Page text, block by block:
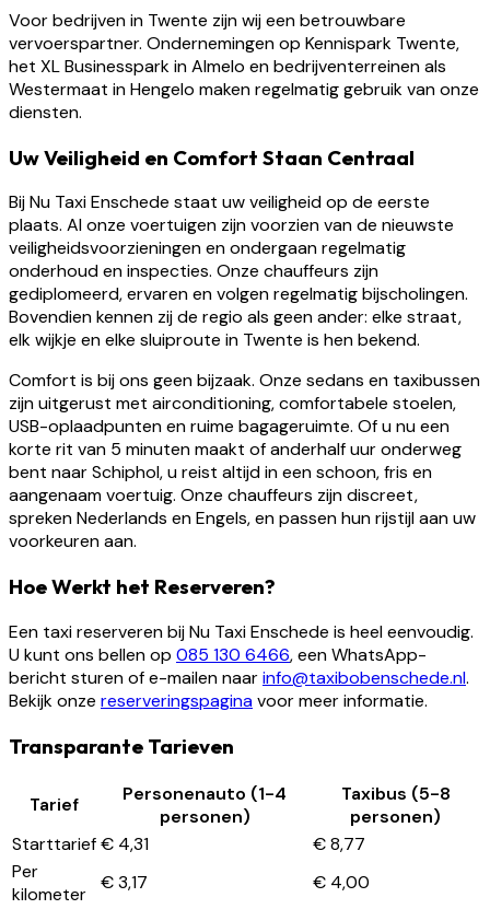
Voor bedrijven in Twente zijn wij een betrouwbare
vervoerspartner. Ondernemingen op Kennispark Twente,
het XL Businesspark in Almelo en bedrijventerreinen als
Westermaat in Hengelo maken regelmatig gebruik van onze
diensten.
Uw Veiligheid en Comfort Staan Centraal
Bij Nu Taxi Enschede staat uw veiligheid op de eerste
plaats. Al onze voertuigen zijn voorzien van de nieuwste
veiligheidsvoorzieningen en ondergaan regelmatig
onderhoud en inspecties. Onze chauffeurs zijn
gediplomeerd, ervaren en volgen regelmatig bijscholingen.
Bovendien kennen zij de regio als geen ander: elke straat,
elk wijkje en elke sluiproute in Twente is hen bekend.
Comfort is bij ons geen bijzaak. Onze sedans en taxibussen
zijn uitgerust met airconditioning, comfortabele stoelen,
USB-oplaadpunten en ruime bagageruimte. Of u nu een
korte rit van 5 minuten maakt of anderhalf uur onderweg
bent naar Schiphol, u reist altijd in een schoon, fris en
aangenaam voertuig. Onze chauffeurs zijn discreet,
spreken Nederlands en Engels, en passen hun rijstijl aan uw
voorkeuren aan.
Hoe Werkt het Reserveren?
Een taxi reserveren bij Nu Taxi Enschede is heel eenvoudig.
U kunt ons bellen op 085 130 6466, een WhatsApp-
bericht sturen of e-mailen naarinfo@taxibobenschede.nl.
Bekijk onze reserveringspaginavoor meer informatie.
Transparante Tarieven
Tarief
Personenauto (1-4
personen)
Taxibus (5-8
personen)
Starttarief€ 4,31
€ 8,77
Per
kilometer
€ 3,17
€ 4,00